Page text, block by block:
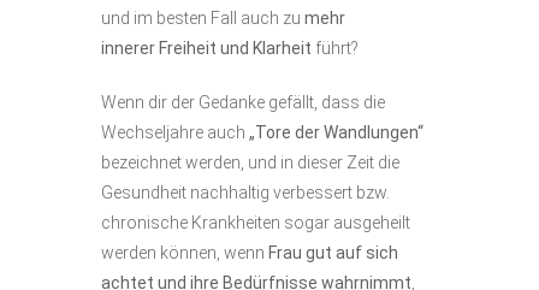
und im besten Fall auch zu mehr
innerer Freiheit und Klarheit führt?
Wenn dir der Gedanke gefällt, dass die
Wechseljahre auch „Tore der Wandlungen“
bezeichnet werden, und in dieser Zeit die
Gesundheit nachhaltig verbessert bzw.
chronische Krankheiten sogar ausgeheilt
werden können, wenn Frau gut auf sich
achtet und ihre Bedürfnisse wahrnimmt